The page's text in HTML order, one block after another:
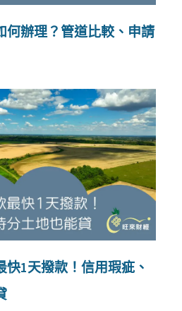
何辦理？管道比較、申請
快1天撥款！信用瑕疵、